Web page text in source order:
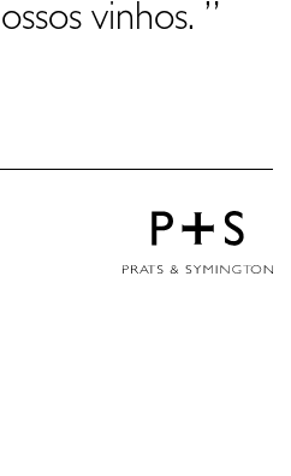
vinhos. ”